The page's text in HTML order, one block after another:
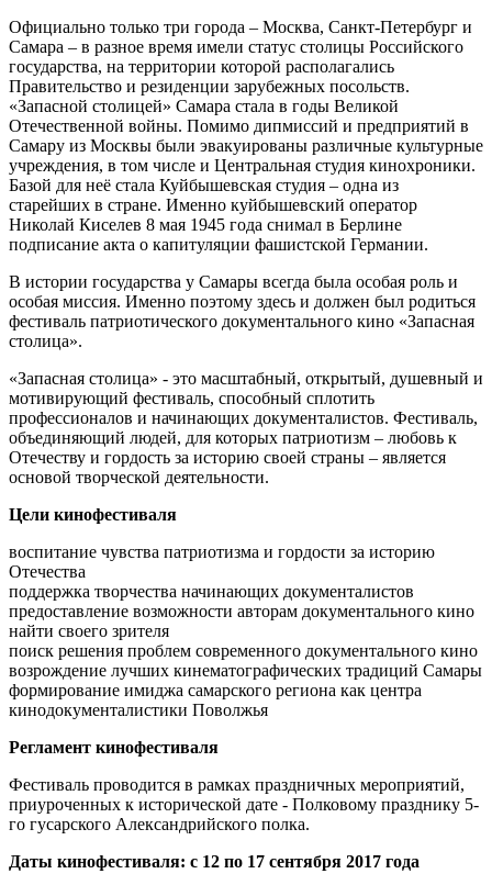
Официально только три города – Москва, Санкт-Петербург и
Самара – в разное время имели статус столицы Российского
государства, на территории которой располагались
Правительство и резиденции зарубежных посольств.
«Запасной столицей» Самара стала в годы Великой
Отечественной войны. Помимо дипмиссий и предприятий в
Самару из Москвы были эвакуированы различные культурные
учреждения, в том числе и Центральная студия кинохроники.
Базой для неё стала Куйбышевская студия – одна из
старейших в стране. Именно куйбышевский оператор
Николай Киселев 8 мая 1945 года снимал в Берлине
подписание акта о капитуляции фашистской Германии.
В истории государства у Самары всегда была особая роль и
особая миссия. Именно поэтому здесь и должен был родиться
фестиваль патриотического документального кино «Запасная
столица».
«Запасная столица» - это масштабный, открытый, душевный и
мотивирующий фестиваль, способный сплотить
профессионалов и начинающих документалистов. Фестиваль,
объединяющий людей, для которых патриотизм – любовь к
Отечеству и гордость за историю своей страны – является
основой творческой деятельности.
Цели кинофестиваля
воспитание чувства патриотизма и гордости за историю
Отечества
поддержка творчества начинающих документалистов
предоставление возможности авторам документального кино
найти своего зрителя
поиск решения проблем современного документального кино
возрождение лучших кинематографических традиций Самары
формирование имиджа самарского региона как центра
кинодокументалистики Поволжья
Регламент кинофестиваля
Фестиваль проводится в рамках праздничных мероприятий,
приуроченных к исторической дате - Полковому празднику 5-
го гусарского Александрийского полка.
Даты кинофестиваля: с 12 по 17 сентября 2017 года